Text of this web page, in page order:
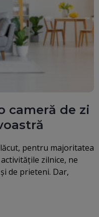
cameră de zi
pentru majoritatea
zilnice, ne
de prieteni. Dar,